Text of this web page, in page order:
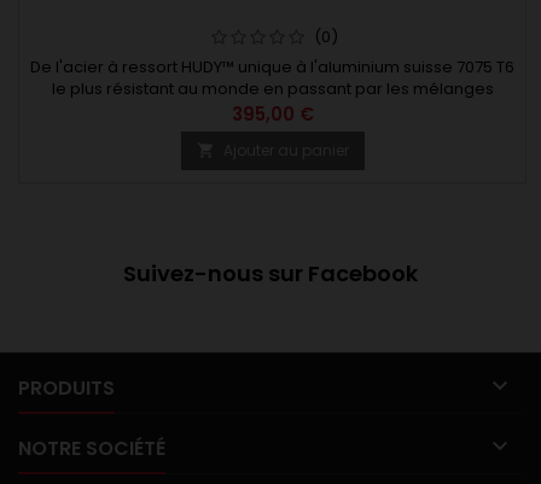
(0)
De l'acier à ressort HUDY™ unique à l'aluminium suisse 7075 T6
le plus résistant au monde en passant par les mélanges
composites secrets de XRAY et les matériaux graphites haut
395,00 €
Suivez-nous sur Facebook
PRODUITS 
NOTRE SOCIÉTÉ 